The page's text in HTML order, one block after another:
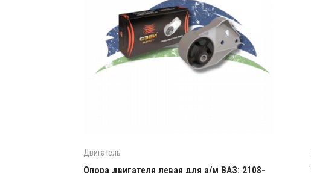
Двигатель
Опора двигателя левая для а/м ВАЗ: 2108-